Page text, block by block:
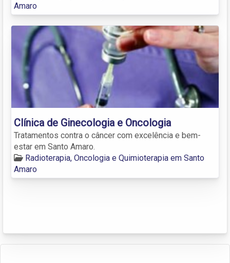
Amaro
Clínica de Ginecologia e Oncologia
Tratamentos contra o câncer com excelência e bem-
estar em Santo Amaro.
Radioterapia, Oncologia e Quimioterapia em Santo
Amaro